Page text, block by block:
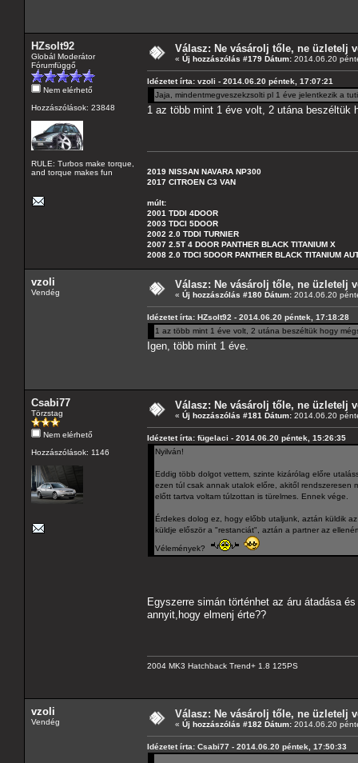
HZsolt92
Globál Moderátor
Fórumfüggő
Nem elérhető
Hozzászólások: 23848
RULE: Turbos make torque,
and torque makes fun
Válasz: Ne vásárolj tőle, ne üzletelj
« Új hozzászólás #179 Dátum: 2014.06.20
Idézetet írta: vzoli - 2014.06.20 péntek, 17:07:21
Jaja, mindentmegveszekzsolti pl 1 éve jelentkezik a
1 az több mint 1 éve volt, 2 utána beszéltük
2019 NISSAN NAVARA NP300
2017 CITROEN C3 VAN
múlt:
2001 TDDI 4DOOR
2003 TDCI 5DOOR
2002 2.0 TDDI TURNIER
2007 2.5T 4 DOOR PANTHER BLACK TITANIUM X
2008 2.0 TDCI 5DOOR PANTHER BLACK TITANIUM
vzoli
Vendég
Válasz: Ne vásárolj tőle, ne üzletelj
« Új hozzászólás #180 Dátum: 2014.06.20
Idézetet írta: HZsolt92 - 2014.06.20 péntek, 17:18:28
1 az több mint 1 éve volt, 2 utána beszéltük hogy
Igen, több mint 1 éve.
Csabi77
Törzstag
Nem elérhető
Hozzászólások: 1146
Válasz: Ne vásárolj tőle, ne üzletelj
« Új hozzászólás #181 Dátum: 2014.06.20
Idézetet írta: fügelaci - 2014.06.20 péntek, 15:26:35
Nyilván!
Eddig több dolgot vettem, szinte kizárólag előre
ezen túl csak annak utalok előre, akitől rendszeresen
előtt tartva voltam túlzottan is türelmes. Ennek vége.
Érdekes dolog ez, hogy előbb utaljunk, aztán küldik
küldje először a "restanciát", aztán a partner az
Vélemények?
Egyszerre simán történhet az áru átadása
annyit,hogy elmenj érte??
2004 MK3 Hatchback Trend+ 1.8 125PS
vzoli
Vendég
Válasz: Ne vásárolj tőle, ne üzletelj
« Új hozzászólás #182 Dátum: 2014.06.20
Idézetet írta: Csabi77 - 2014.06.20 péntek, 17:50:33